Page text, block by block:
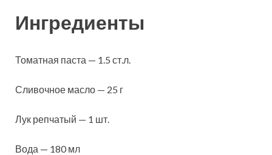
Ингредиенты
Томатная паста — 1.5 ст.л.
Сливочное масло — 25 г
Лук репчатый — 1 шт.
Вода — 180 мл